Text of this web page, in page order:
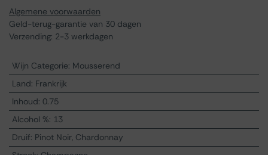
Algemene voorwaarden
Geld-terug-garantie van 30 dagen
Verzending: 2-3 werkdagen
Wijn Categorie: Mousserend
Land: Frankrijk
Inhoud: 0.75
Alcohol %: 13
Druif: Pinot Noir, Chardonnay